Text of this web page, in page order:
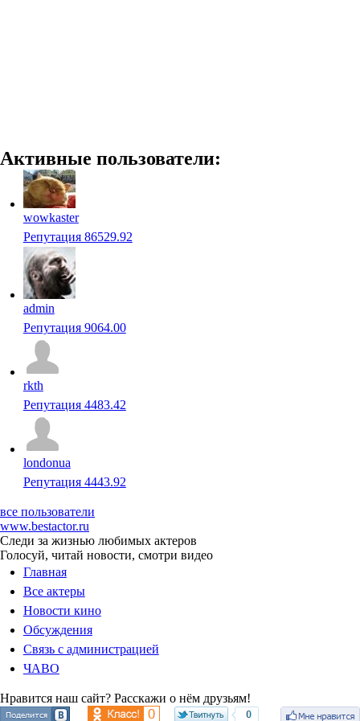
Активные пользователи:
wowkaster
Репутация 86529.92
admin
Репутация 9064.00
rkth
Репутация 4483.42
londonua
Репутация 4443.92
все пользователи
www.bestactor.ru
Следи за жизнью любимых актеров
Голосуй, читай новости, смотри видео
Главная
Все актеры
Новости кино
Обсуждения
Связь с администрацией
ЧАВО
Нравится наш сайт? Расскажи о нём друзьям!